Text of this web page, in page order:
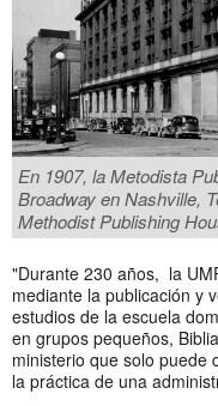
En 1907, la Metodista
Broadway en Nashville,
Methodist Publishing
"Durante 230 años, la
mediante la publicación y
estudios de la escuela
en grupos pequeños,
ministerio que solo puede
la práctica de una